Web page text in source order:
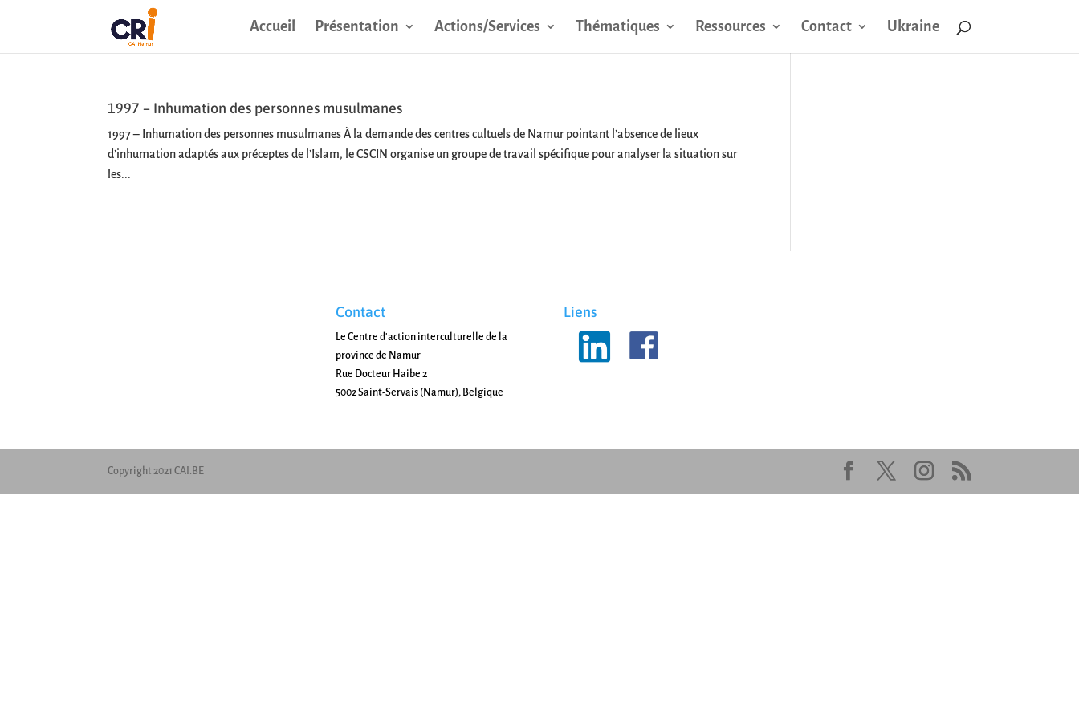
Accueil Présentation Actions/Services Thématiques Ressources Contact Ukraine
1997 – Inhumation des personnes musulmanes
1997 – Inhumation des personnes musulmanes À la demande des centres cultuels de Namur pointant l’absence de lieux
d’inhumation adaptés aux préceptes de l’Islam, le CSCIN organise un groupe de travail spécifique pour analyser la situation sur
les...
Contact
Le Centre d'action interculturelle de la
province de Namur
Rue Docteur Haibe 2
5002 Saint-Servais (Namur), Belgique
Liens
Copyright 2021 CAI.BE